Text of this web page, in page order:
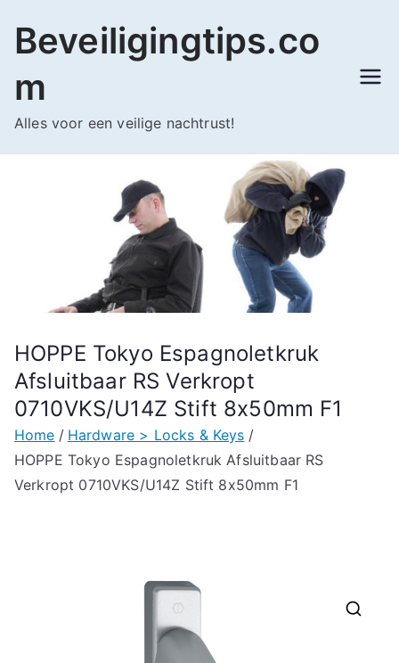
naar
inhoud
Beveiligingtips.co
m
Alles voor een veilige nachtrust!
HOPPE Tokyo Espagnoletkruk
Afsluitbaar RS Verkropt
0710VKS/U14Z Stift 8x50mm F1
Home
Hardware > Locks & Keys
HOPPE Tokyo Espagnoletkruk Afsluitbaar RS
Verkropt 0710VKS/U14Z Stift 8x50mm F1